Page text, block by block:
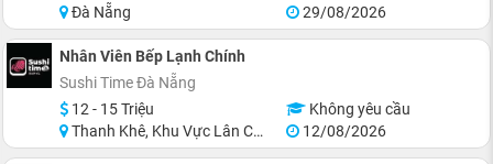
Đà Nẵng
29/08/2026
Nhân Viên Bếp Lạnh Chính
Sushi Time Đà Nẵng
12 - 15 Triệu
Không yêu cầu
Thanh Khê, Khu Vực Lân Cận Đà Nẵng
12/08/2026